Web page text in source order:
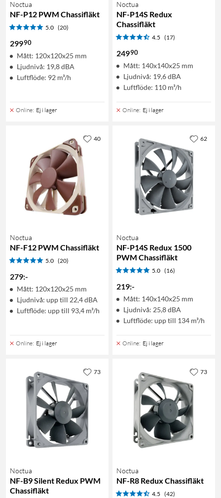
Noctua
NF-P12 PWM Chassifläkt
5.0 (20)
29990
Mått: 120x120x25 mm
Ljudnivå: 19,8 dBA
Luftflöde: 92 m³/h
Online: Ej i lager
Noctua
NF-P14S Redux
Chassifläkt
4.5 (17)
24990
Mått: 140x140x25 mm
Ljudnivå: 19,6 dBA
Luftflöde: 110 m³/h
Online: Ej i lager
Noctua
NF-F12 PWM Chassifläkt
5.0 (20)
279:-
Mått: 120x120x25 mm
Ljudnivå: upp till 22,4 dBA
Luftflöde: upp till 93,4 m³/h
Online: Ej i lager
40
Noctua
NF-P14S Redux 1500
PWM Chassifläkt
5.0 (16)
219:-
Mått: 140x140x25 mm
Ljudnivå: 25,8 dBA
Luftflöde: upp till 134 m³/h
Online: Ej i lager
62
Noctua
NF-B9 Silent Redux PWM
Chassifläkt
73
Noctua
NF-R8 Redux Chassifläkt
4.5 (42)
73